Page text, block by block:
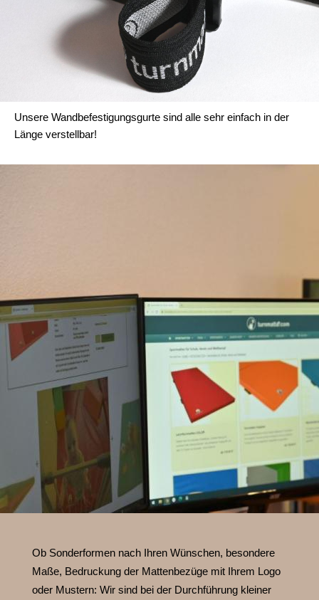
Unsere Wandbefestigungsgurte sind alle sehr einfach in der
Länge verstellbar!
Ob Sonderformen nach Ihren Wünschen, besondere
Maße, Bedruckung der Mattenbezüge mit Ihrem Logo
oder Mustern: Wir sind bei der Durchführung kleiner